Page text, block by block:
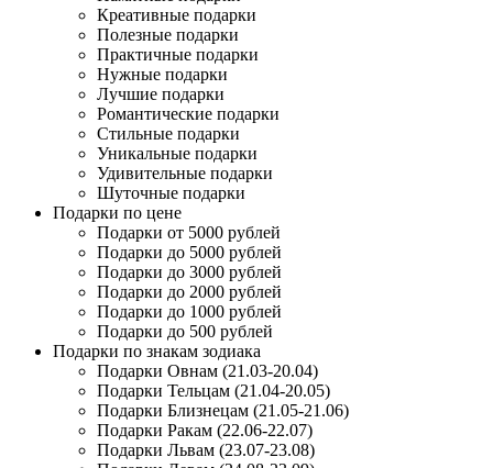
Креативные подарки
Полезные подарки
Практичные подарки
Нужные подарки
Лучшие подарки
Романтические подарки
Стильные подарки
Уникальные подарки
Удивительные подарки
Шуточные подарки
Подарки по цене
Подарки от 5000 рублей
Подарки до 5000 рублей
Подарки до 3000 рублей
Подарки до 2000 рублей
Подарки до 1000 рублей
Подарки до 500 рублей
Подарки по знакам зодиака
Подарки Овнам (21.03-20.04)
Подарки Тельцам (21.04-20.05)
Подарки Близнецам (21.05-21.06)
Подарки Ракам (22.06-22.07)
Подарки Львам (23.07-23.08)